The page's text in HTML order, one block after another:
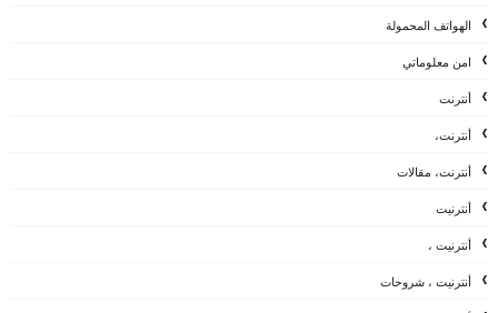
الهواتف المحمولة
امن معلوماتي
أنترنت
أنترنت،
أنترنت، مقالات
أنترنيت
أنترنيت ،
أنترنيت ، شروحات